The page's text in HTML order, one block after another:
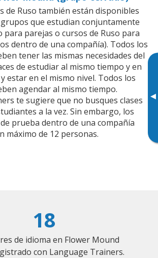
▸
de Ruso también están disponibles
que estudian conjuntamente
para parejas o cursos de Ruso para
dentro de una compañía). Todos los
tener las mismas necesidades del
de estudiar al mismo tiempo y en
estar en el mismo nivel. Todos los
agendar al mismo tiempo.
te sugiere que no busques clases
a la vez. Sin embargo, los
prueba dentro de una compañía
máximo de 12 personas.
18
de idioma en Flower Mound
con Language Trainers.